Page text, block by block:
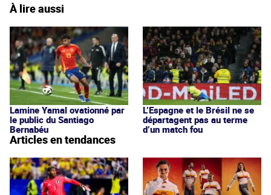
À lire aussi
Lamine Yamal ovationné par
le public du Santiago
Bernabéu
L’Espagne et le Brésil ne se
départagent pas au terme
d’un match fou
Articles en tendances